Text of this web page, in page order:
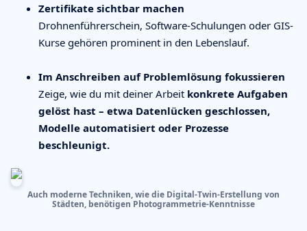
Zertifikate sichtbar machen
Drohnenführerschein, Software-Schulungen oder GIS-
Kurse gehören prominent in den Lebenslauf.
Im Anschreiben auf Problemlösung fokussieren
Zeige, wie du mit deiner Arbeit konkrete Aufgaben
gelöst hast – etwa Datenlücken geschlossen,
Modelle automatisiert oder Prozesse
beschleunigt.
Auch moderne Techniken, wie die Digital-Twin-Erstellung von
Städten, benötigen Photogrammetrie-Kenntnisse